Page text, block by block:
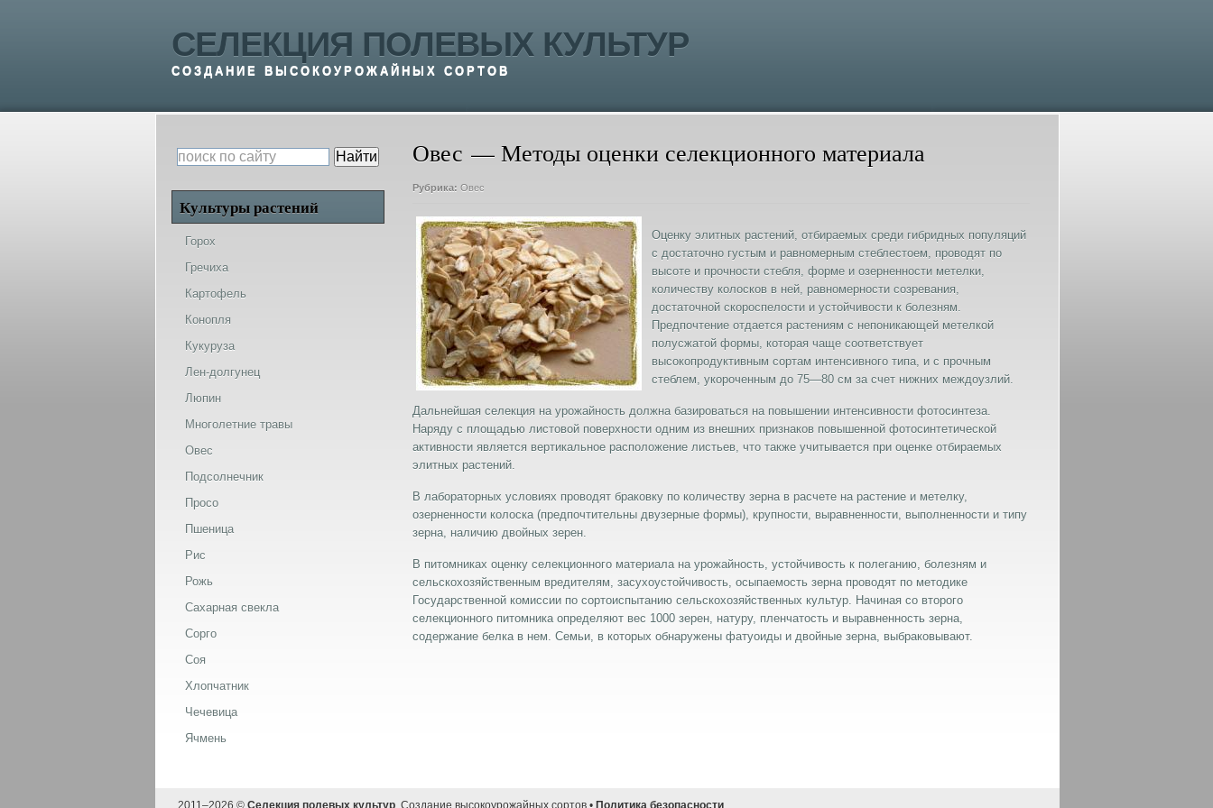
СЕЛЕКЦИЯ ПОЛЕВЫХ КУЛЬТУР
СОЗДАНИЕ ВЫСОКОУРОЖАЙНЫХ СОРТОВ
Овес — Методы оценки селекционного материала
Рубрика: Овес
Оценку элитных растений, отбираемых среди гибридных популяций
с достаточно густым и равномерным стеблестоем, проводят по
высоте и прочности стебля, форме и озерненности метелки,
количеству колосков в ней, равномерности созревания,
достаточной скороспелости и устойчивости к болезням.
Предпочтение отдается растениям с непоникающей метелкой
полусжатой формы, которая чаще соответствует
высокопродуктивным сортам интенсивного типа, и с прочным
стеблем, укороченным до 75—80 см за счет нижних междоузлий.
Дальнейшая селекция на урожайность должна базироваться на повышении интенсивности фотосинтеза.
Наряду с площадью листовой поверхности одним из внешних признаков повышенной фотосинтетической
активности является вертикальное расположение листьев, что также учитывается при оценке отбираемых
элитных растений.
В лабораторных условиях проводят браковку по количеству зерна в расчете на растение и метелку,
озерненности колоска (предпочтительны двузерные формы), крупности, выравненности, выполненности и типу
зерна, наличию двойных зерен.
В питомниках оценку селекционного материала на урожайность, устойчивость к полеганию, болезням и
сельскохозяйственным вредителям, засухоустойчивость, осыпаемость зерна проводят по методике
Государственной комиссии по сортоиспытанию сельскохозяйственных культур. Начиная со второго
селекционного питомника определяют вес 1000 зерен, натуру, пленчатость и выравненность зерна,
содержание белка в нем. Семьи, в которых обнаружены фатуоиды и двойные зерна, выбраковывают.
Культуры растений
Горох
Гречиха
Картофель
Конопля
Кукуруза
Лен-долгунец
Люпин
Многолетние травы
Овес
Подсолнечник
Просо
Пшеница
Рис
Рожь
Сахарная свекла
Сорго
Соя
Хлопчатник
Чечевица
Ячмень
2011–2026 © Селекция полевых культур . Создание высокоурожайных сортов • Политика безопасности